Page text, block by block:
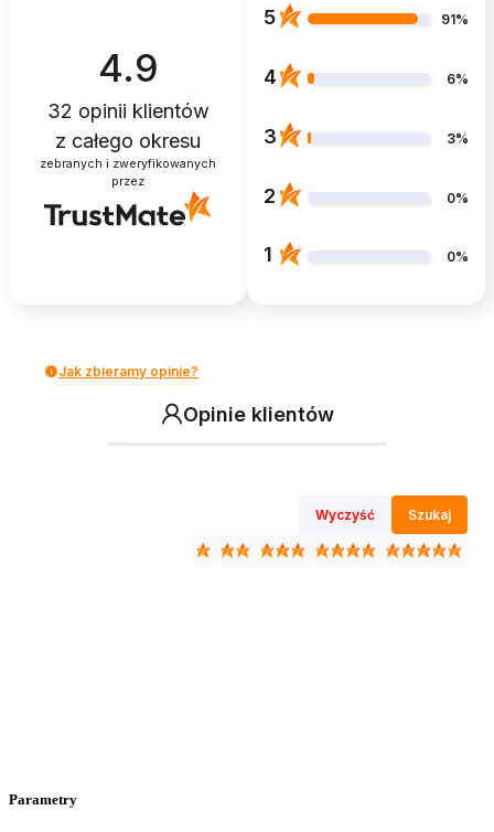
4.9
32 opinii klientów
z całego okresu
zebranych i zweryfikowanych
przez
5 91%
4 6%
3 3%
2 0%
1 0%
Jak zbieramy opinie?
Opinie klientów
Wyczyść Szukaj
Parametry